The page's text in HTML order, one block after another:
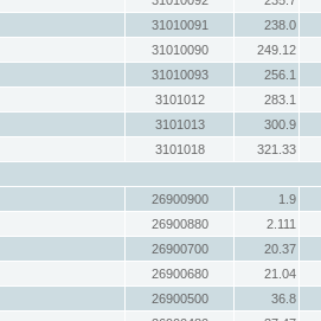
31010091
238.0
31010090
249.12
31010093
256.1
3101012
283.1
3101013
300.9
3101018
321.33
26900900
1.9
26900880
2.111
26900700
20.37
26900680
21.04
26900500
36.8